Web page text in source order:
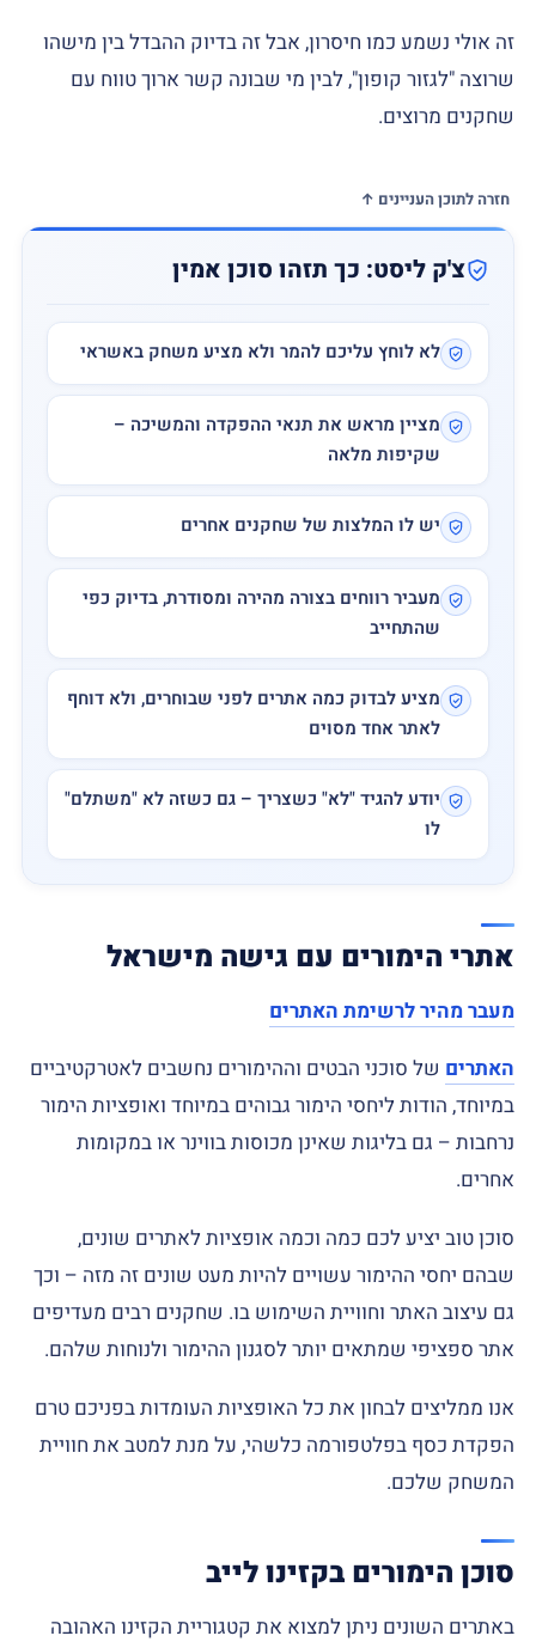
זה אולי נשמע כמו חיסרון, אבל זה בדיוק ההבדל בין מישהו
שרוצה "לגזור קופון", לבין מי שבונה קשר ארוך טווח עם
שחקנים מרוצים.
חזרה לתוכן העניינים ↑
צ'ק ליסט: כך תזהו סוכן אמין
לא לוחץ עליכם להמר ולא מציע משחק באשראי
מציין מראש את תנאי ההפקדה והמשיכה –
שקיפות מלאה
יש לו המלצות של שחקנים אחרים
מעביר רווחים בצורה מהירה ומסודרת, בדיוק כפי
שהתחייב
מציע לבדוק כמה אתרים לפני שבוחרים, ולא דוחף
לאתר אחד מסוים
יודע להגיד "לא" כשצריך – גם כשזה לא "משתלם"
לו
אתרי הימורים עם גישה מישראל
מעבר מהיר לרשימת האתרים
האתרים של סוכני הבטים וההימורים נחשבים לאטרקטיביים
במיוחד, הודות ליחסי הימור גבוהים במיוחד ואופציות הימור
נרחבות – גם בליגות שאינן מכוסות בווינר או במקומות
אחרים.
סוכן טוב יציע לכם כמה וכמה אופציות לאתרים שונים,
שבהם יחסי ההימור עשויים להיות מעט שונים זה מזה – וכך
גם עיצוב האתר וחוויית השימוש בו. שחקנים רבים מעדיפים
אתר ספציפי שמתאים יותר לסגנון ההימור ולנוחות שלהם.
אנו ממליצים לבחון את כל האופציות העומדות בפניכם טרם
הפקדת כסף בפלטפורמה כלשהי, על מנת למטב את חוויית
המשחק שלכם.
סוכן הימורים בקזינו לייב
באתרים השונים ניתן למצוא את קטגוריית הקזינו האהובה